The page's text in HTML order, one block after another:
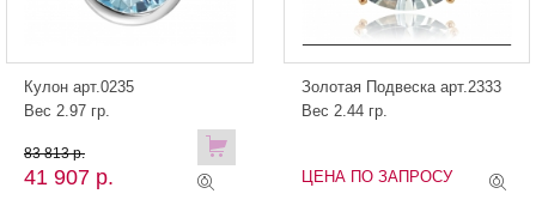
Кулон арт.0235
Вес 2.97 гр.
41 907 р.
83 813 р.
Золотая Подвеска арт.2333
Вес 2.44 гр.
ЦЕНА ПО ЗАПРОСУ